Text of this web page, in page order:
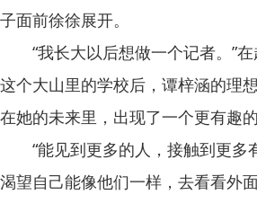
子面前徐徐展开。
“我长大以后想做一个记者。”在
这个大山里的学校后，谭梓涵的理
在她的未来里，出现了一个更有趣
“能见到更多的人，接触到更多
渴望自己能像他们一样，去看看外面